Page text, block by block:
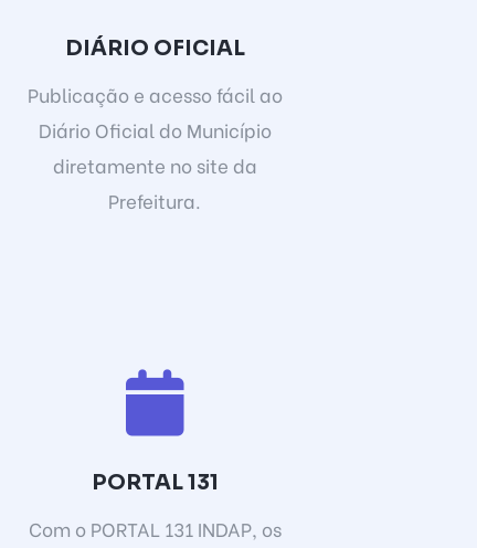
DIÁRIO OFICIAL
Publicação e acesso fácil ao
Diário Oficial do Município
diretamente no site da
Prefeitura.
PORTAL 131
Com o PORTAL 131 INDAP, os